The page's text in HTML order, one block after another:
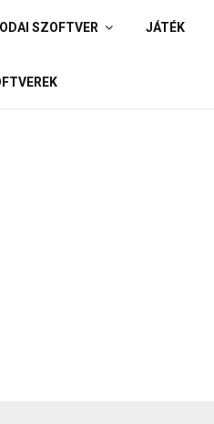
SZOFTVER JÁTÉK